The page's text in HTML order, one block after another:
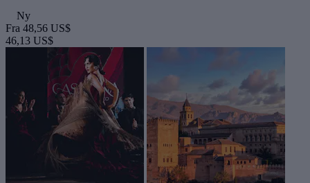
Ny
Fra 48,56 US$
46,13 US$